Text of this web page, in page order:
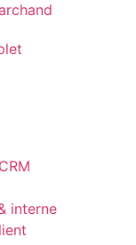
interne